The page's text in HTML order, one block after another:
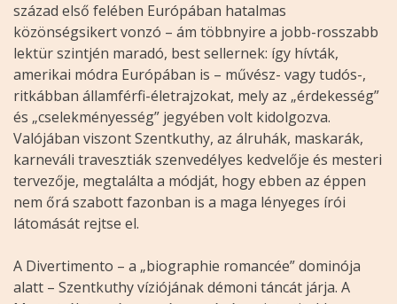
század első felében Európában hatalmas
közönségsikert vonzó – ám többnyire a jobb-rosszabb
lektür szintjén maradó, best sellernek: így hívták,
amerikai módra Európában is – művész- vagy tudós-,
ritkábban államférfi-életrajzokat, mely az „érdekesség”
és „cselekményesség” jegyében volt kidolgozva.
Valójában viszont Szentkuthy, az álruhák, maskarák,
karneváli travesztiák szenvedélyes kedvelője és mesteri
tervezője, megtalálta a módját, hogy ebben az éppen
nem őrá szabott fazonban is a maga lényeges írói
látomását rejtse el.
A Divertimento – a „biographie romancée” dominója
alatt – Szentkuthy víziójának démoni táncát járja. A